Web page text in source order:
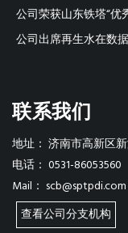
公司荣获山东铁塔“优
公司出席再生水在数
联系我们
地址： 济南市高新区
电话： 0531-86053560
Mail： scb@sptpdi.com
查看公司分支机构